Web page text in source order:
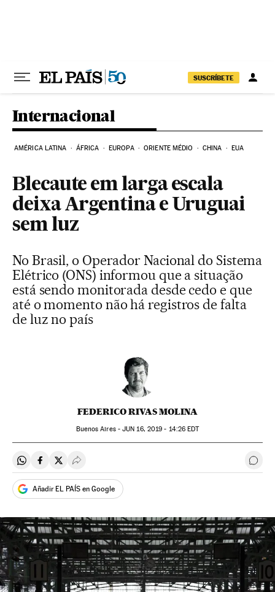
SUSCRÍBETE
Internacional
AMÉRICA LATINA ÁFRICA EUROPA ORIENTE MÉDIO CHINA EUA
Blecaute em larga escala
deixa Argentina e Uruguai
sem luz
No Brasil, o Operador Nacional do Sistema
Elétrico (ONS) informou que a situação
está sendo monitorada desde cedo e que
até o momento não há registros de falta
de luz no país
FEDERICO RIVAS MOLINA
Buenos Aires -JUN 16, 2019 - 14:26 EDT
Compartir en Whatsapp
Compartir en Facebook
Compartir en Twitter
Desplegar Redes Sociales
Añadir EL PAÍS en Google